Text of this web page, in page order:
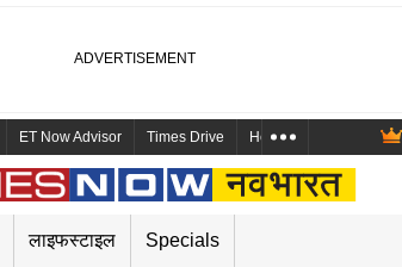
ET Now Advisor Times Drive Health and Me
लाइफस्टाइल Specials